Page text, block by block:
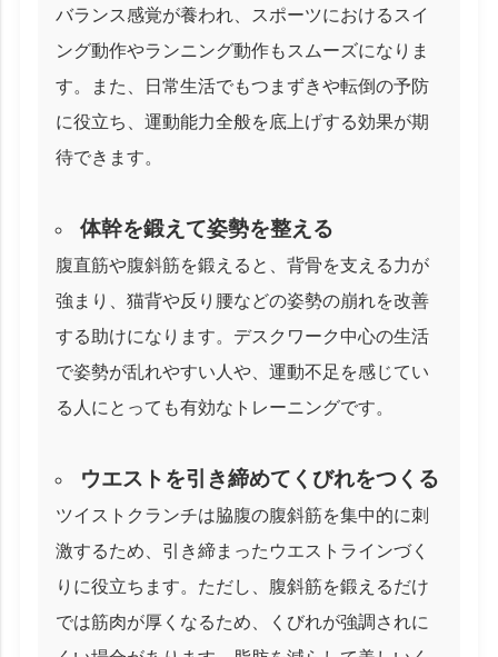
バランス感覚が養われ、スポーツにおけるスイ
ング動作やランニング動作もスムーズになりま
す。また、日常生活でもつまずきや転倒の予防
に役立ち、運動能力全般を底上げする効果が期
待できます。
体幹を鍛えて姿勢を整える
腹直筋や腹斜筋を鍛えると、背骨を支える力が
強まり、猫背や反り腰などの姿勢の崩れを改善
する助けになります。デスクワーク中心の生活
で姿勢が乱れやすい人や、運動不足を感じてい
る人にとっても有効なトレーニングです。
ウエストを引き締めてくびれをつくる
ツイストクランチは脇腹の腹斜筋を集中的に刺
激するため、引き締まったウエストラインづく
りに役立ちます。ただし、腹斜筋を鍛えるだけ
では筋肉が厚くなるため、くびれが強調されに